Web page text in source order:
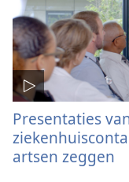
Presentaties
artsen zeggen